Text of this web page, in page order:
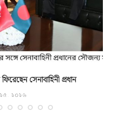
সেনাবাহিনী প্রধান
২০২৬